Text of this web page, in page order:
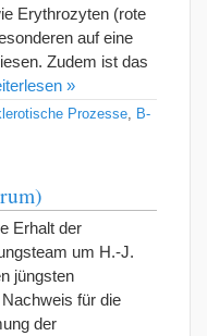
Erythrozyten (rote
auf eine
Zudem ist das
»
Prozesse
B-
Erhalt der
um H.-J.
jüngsten
für die
der